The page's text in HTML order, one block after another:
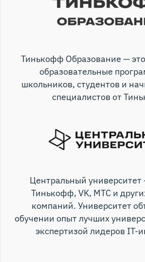
Тинькофф Образование —
образовательные
школьников, студентов и
специалистов от
Центральный университет
Тинькофф, VK, МТС и
компаний. Университет
обучении опыт лучших
экспертизой лидеров IT-